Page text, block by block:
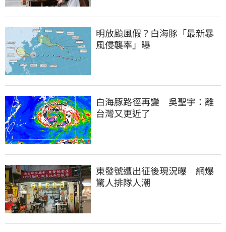
明放颱風假？白海豚「最新暴
風侵襲率」曝
白海豚路徑再變　吳聖宇：離
台灣又更近了
東發號遭出征後現況曝　網爆
驚人排隊人潮